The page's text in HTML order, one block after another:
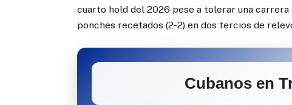
cuarto hold del 2026 pese a tolerar una
ponches recetados (2-2) en dos tercios de
Cubanos en